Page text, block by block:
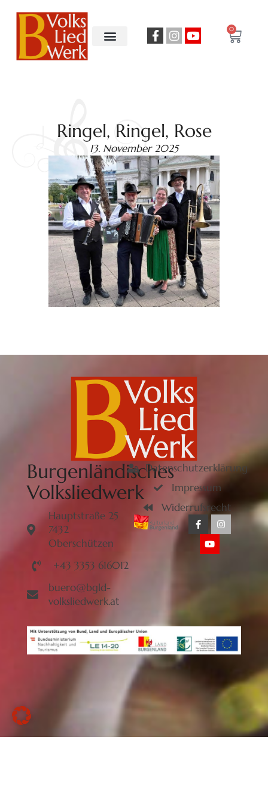
0
Ringel, Ringel, Rose
13. November 2025
Burgenländisches
Volksliedwerk
Hauptstraße 25
7432
Oberschützen
+43 3353 616012
buero@bgld-
volksliedwerk.at
Datenschutzerklärung
Impressum
Widerrufsrecht